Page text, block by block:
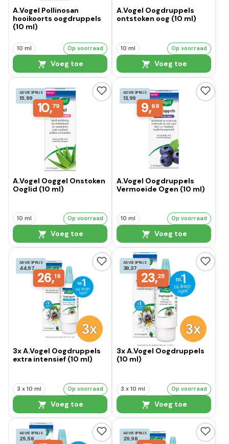
A.Vogel Pollinosan
hooikoorts oogdruppels
(10 ml)
10 ml Op voorraad
Voeg toe
A.Vogel Oogdruppels
ontstoken oog (10 ml)
10 ml Op voorraad
Voeg toe
ADVIESPRIJS
15,99
10,79
A.Vogel Ooggel Onstoken
Ooglid (10 ml)
10 ml Op voorraad
Voeg toe
ADVIESPRIJS
13,99
9,69
A.Vogel Oogdruppels
Vermoeide Ogen (10 ml)
10 ml Op voorraad
Voeg toe
ADVIESPRIJS
44,97
26,19
3x A.Vogel Oogdruppels
extra intensief (10 ml)
3 x 10 ml Op voorraad
Voeg toe
ADVIESPRIJS
38,37
23,25
3x A.Vogel Oogdruppels
(10 ml)
3 x 10 ml Op voorraad
Voeg toe
ADVIESPRIJS
25,58
ADVIESPRIJS
29,98